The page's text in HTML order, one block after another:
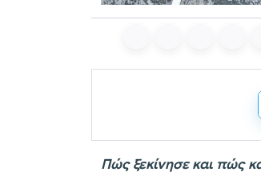
Πώς ξεκίνησε και πώς